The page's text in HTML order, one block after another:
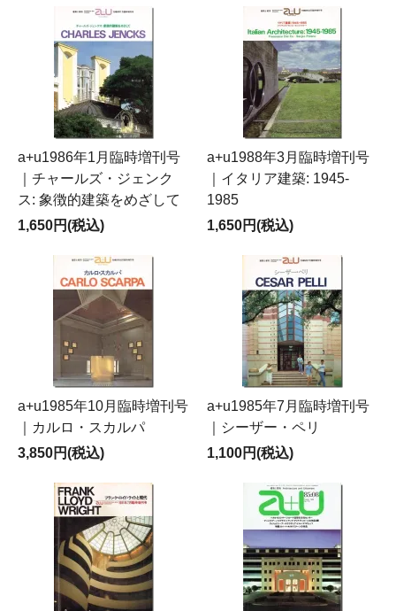
a+u1986年1月臨時増刊号
｜チャールズ・ジェンク
ス: 象徴的建築をめざして
1,650円(税込)
a+u1988年3月臨時増刊号
｜イタリア建築: 1945-
1985
1,650円(税込)
a+u1985年10月臨時増刊号
｜カルロ・スカルパ
3,850円(税込)
a+u1985年7月臨時増刊号
｜シーザー・ペリ
1,100円(税込)